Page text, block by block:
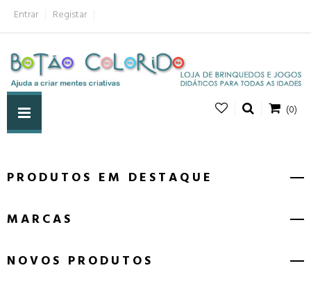
Entrar Registar
(0)
PRODUTOS EM DESTAQUE
MARCAS
NOVOS PRODUTOS